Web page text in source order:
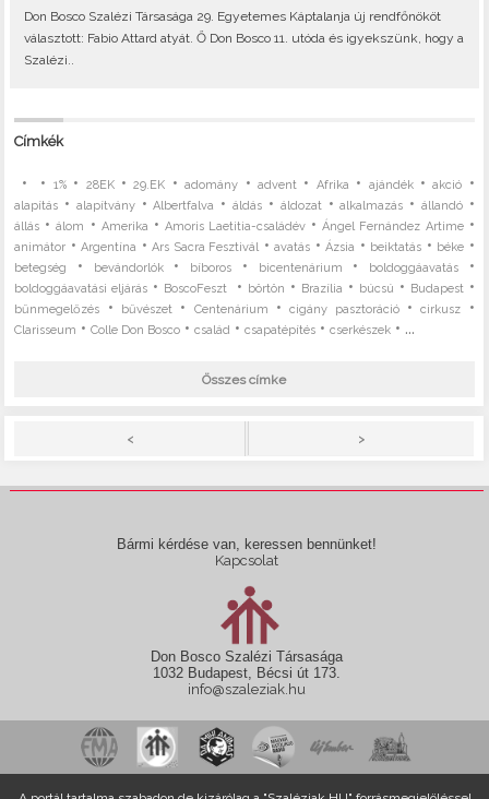
Don Bosco Szalézi Társasága 29. Egyetemes Káptalanja új rendfőnököt
választott: Fabio Attard atyát. Ő Don Bosco 11. utóda és igyekszünk, hogy a
Szalézi..
Címkék
• • 1%• 28EK•29.EK •adomány •advent • Afrika • ajándék•akció •
alapítás • alapítvány•Albertfalva •áldás • áldozat •alkalmazás • állandó•
állás •álom • Amerika • Amoris Laetitia-családév •Ángel Fernández Artime•
animátor •Argentína •Ars Sacra Fesztivál •avatás •Ázsia • beiktatás • béke •
betegség • bevándorlók• bíboros • bicentenárium • boldoggáavatás•
boldoggáavatási eljárás • BoscoFeszt • börtön • Brazília • búcsú • Budapest •
bűnmegelőzés • bűvészet • Centenárium •cigány pasztoráció•cirkusz •
Clarisseum •Colle Don Bosco •család •csapatépítés •cserkészek • ...
Összes címke
< >
Bármi kérdése van, keressen bennünket!
Kapcsolat
Don Bosco Szalézi Társasága
1032 Budapest, Bécsi út 173.
info@szaleziak.hu